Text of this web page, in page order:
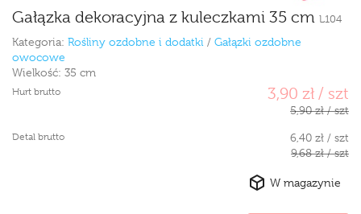
Gałązka dekoracyjna z kuleczkami 35 cm L104
Kategoria: Rośliny ozdobne i dodatki / Gałązki ozdobne
owocowe
Wielkość: 35 cm
Hurt brutto 3,90 zł / szt
5,90 zł / szt
Detal brutto
6,40 zł / szt
9,68 zł / szt
W magazynie